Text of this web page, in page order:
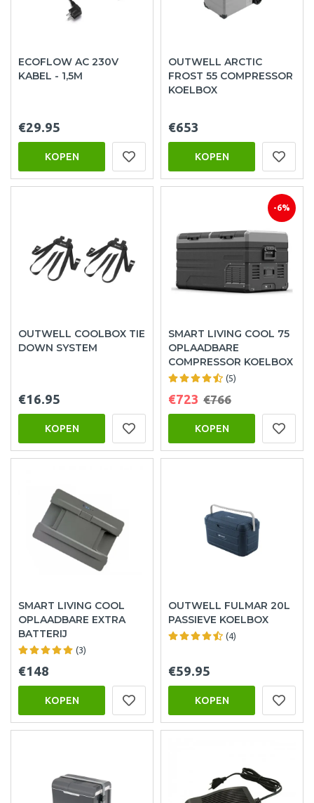
ECOFLOW AC 230V
KABEL - 1,5M
€29.95
KOPEN
OUTWELL ARCTIC
FROST 55 COMPRESSOR
KOELBOX
€653
KOPEN
OUTWELL COOLBOX TIE
DOWN SYSTEM
€16.95
KOPEN
-6%
SMART LIVING COOL 75
OPLAADBARE
COMPRESSOR KOELBOX
(5)
€723 €766
KOPEN
SMART LIVING COOL
OPLAADBARE EXTRA
BATTERIJ
(3)
€148
KOPEN
OUTWELL FULMAR 20L
PASSIEVE KOELBOX
(4)
€59.95
KOPEN